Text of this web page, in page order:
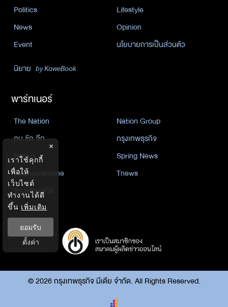
Politics
Lifestyle
News
Opinion
Event
นโยบายการเป็นส่วนตัว
นิยาย by KaweBook
พาร์ทเนอร์
The Nation
Nation Group
คม ชัด ลึก
กรุงเทพธุรกิจ
Nation
Spring News
Thainewsonline
Tnews
ฐานเศรษฐกิจ
©2026กรุงเทพธุรกิจ มีเดีย จำกัด. All Rights Reserved.
×
เราใช้คุกกี้
เพื่อให้
เว็บไซต์
ทำงานได้ดี
ขึ้น เพิ่มเติม
ยอมรับ
ตั้งค่า